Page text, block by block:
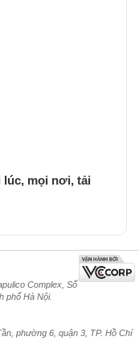
mọi nơi, tải
Complex, Số
phố Hà Nội.
phường 6, quận 3, TP. Hồ Chí